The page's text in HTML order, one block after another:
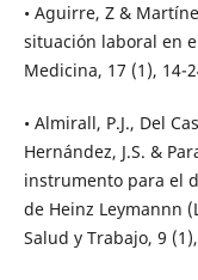
• Aguirre, Z &
situación laboral en
Medicina, 17 (1), 14-
• Almirall, P.J., Del
Hernández, J.S. &
instrumento para el
de Heinz Leymannn
Salud y Trabajo, 9